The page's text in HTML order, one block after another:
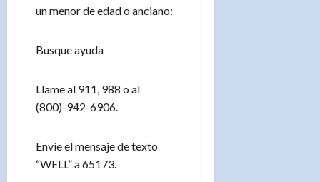
un menor de edad o anciano:
Busque ayuda
Llame al 911, 988 o al
(800)-942-6906.
Envíe el mensaje de texto
“WELL” a 65173.